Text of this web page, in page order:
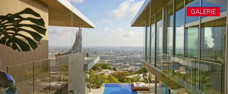
GALERIE